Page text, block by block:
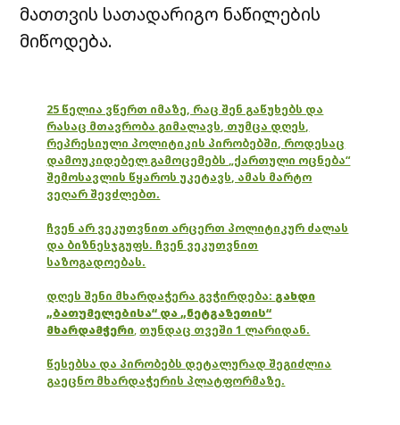
მათთვის სათადარიგო ნაწილების
მიწოდება.
25 წელია ვწერთ იმაზე, რაც შენ გაწუხებს და
რასაც მთავრობა გიმალავს, თუმცა დღეს,
რეპრესიული პოლიტიკის პირობებში, როდესაც
დამოუკიდებელ გამოცემებს „ქართული ოცნება“
შემოსავლის წყაროს უკეტავს, ამას მარტო
ვეღარ შევძლებთ.
ჩვენ არ ვეკუთვნით არცერთ პოლიტიკურ ძალას
და ბიზნესჯგუფს. ჩვენ ვეკუთვნით
საზოგადოებას.
დღეს შენი მხარდაჭერა გვჭირდება: გახდი
„ბათუმელებისა“ და „ნეტგაზეთის“
მხარდამჭერი, თუნდაც თვეში 1 ლარიდან.
წესებსა და პირობებს დეტალურად შეგიძლია
გაეცნო მხარდაჭერის პლატფორმაზე.